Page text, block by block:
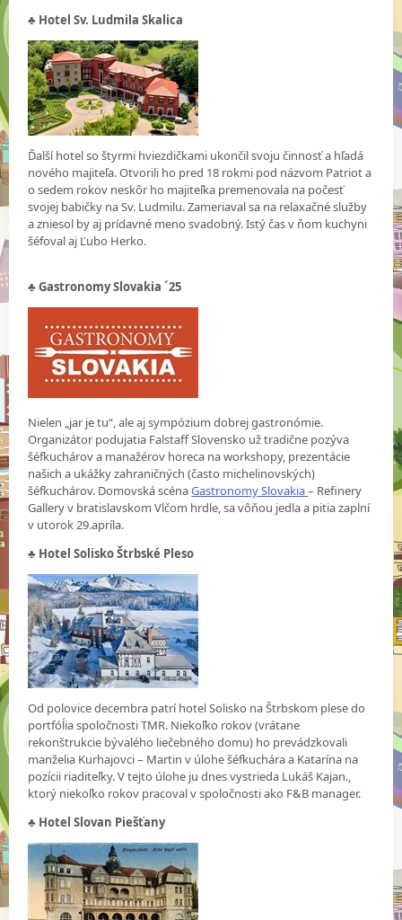
♣ Hotel Sv. Ludmila Skalica
Ďalší hotel so štyrmi hviezdičkami ukončil svoju činnosť a hľadá
nového majiteľa. Otvorili ho pred 18 rokmi pod názvom Patriot a
o sedem rokov neskôr ho majiteľka premenovala na počesť
svojej babičky na Sv. Ludmilu. Zameriaval sa na relaxačné služby
a zniesol by aj prídavné meno svadobný. Istý čas v ňom kuchyni
šéfoval aj Ľubo Herko.
♣Gastronomy Slovakia ´25
Nielen „jar je tu“, ale aj sympózium dobrej gastronómie.
Organizátor podujatia Falstaff Slovensko už tradične pozýva
šéfkuchárov a manažérov horeca na workshopy, prezentácie
našich a ukážky zahraničných (často michelinovských)
šéfkuchárov. Domovská scénaGastronomy Slovakia– Refinery
Gallery v bratislavskom Vlčom hrdle, sa vôňou jedla a pitia zaplní
v utorok 29.apríla.
♣ Hotel Solisko Štrbské Pleso
Od polovice decembra patrí hotel Solisko na Štrbskom plese do
portfóĺia spoločnosti TMR. Niekoľko rokov (vrátane
rekonštrukcie bývalého liečebného domu) ho prevádzkovali
manželia Kurhajovci – Martin v úlohe šéfkuchára a Katarína na
pozícii riaditeľky. V tejto úlohe ju dnes vystrieda Lukáš Kajan.,
ktorý niekoľko rokov pracoval v spoločnosti ako F&B manager.
♣ Hotel Slovan Piešťany